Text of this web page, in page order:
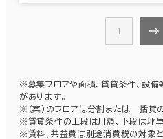
1
※募集フロアや面積、賃貸条件、設
があります。
※（案）のフロアは分割または一括貸
※賃貸条件の上段は月額、下段は坪単
※賃料、共益費は別途消費税の対象と
条件で絞り